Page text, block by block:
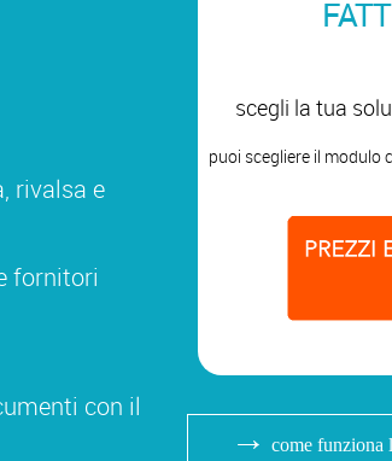
rivalsa e
fornitori
con il
scegli la tua
puoi scegliere il
→ come funziona